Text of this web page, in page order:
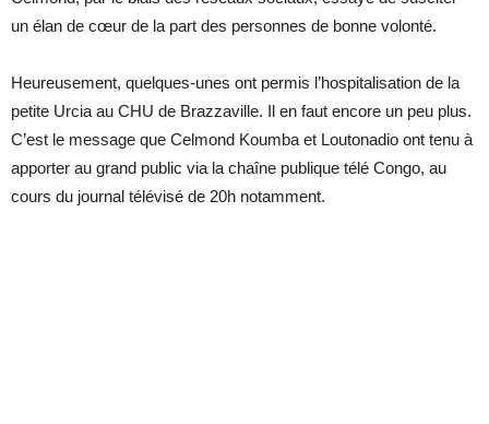
un élan de cœur de la part des personnes de bonne volonté.
Heureusement, quelques-unes ont permis l’hospitalisation de la
petite Urcia au CHU de Brazzaville. Il en faut encore un peu plus.
C’est le message que Celmond Koumba et Loutonadio ont tenu à
apporter au grand public via la chaîne publique télé Congo, au
cours du journal télévisé de 20h notamment.